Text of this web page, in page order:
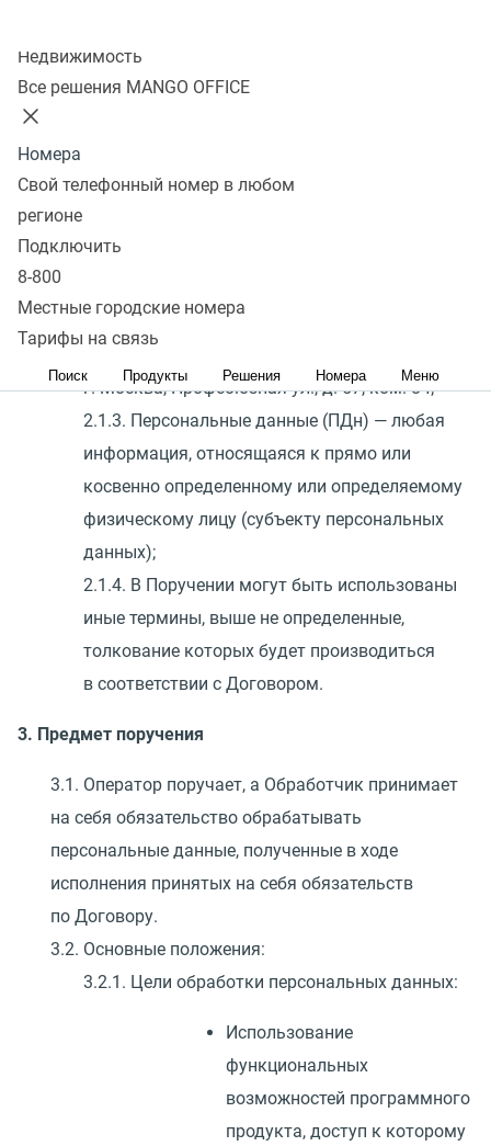
Недвижимость
Все решения MANGO OFFICE
Номера
Свой телефонный номер в любом
регионе
Подключить
8-800
Местные городские номера
Тарифы на связь
Поиск Продукты Решения Номера Меню
термины в значении, указанном ниже:
2.1.1. Оператор персональных данных —
2.1.2. Обработчик — Общество с ограниченной
709 501 144 ОГРН 1 037 739 829 027
г. Москва, Профсоюзная ул., д. 57, ком. 84;
2.1.3. Персональные данные (ПДн) — любая
информация, относящаяся к прямо или
косвенно определенному или определяемому
физическому лицу (субъекту персональных
данных);
2.1.4. В Поручении могут быть использованы
иные термины, выше не определенные,
толкование которых будет производиться
в соответствии с Договором.
3. Предмет поручения
3.1. Оператор поручает, а Обработчик принимает
на себя обязательство обрабатывать
персональные данные, полученные в ходе
исполнения принятых на себя обязательств
по Договору.
3.2. Основные положения:
3.2.1. Цели обработки персональных данных:
Использование
функциональных
возможностей программного
продукта, доступ к которому